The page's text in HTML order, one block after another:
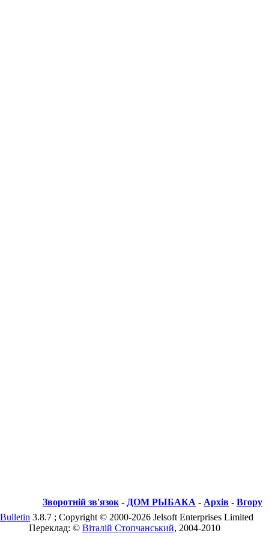
Зворотній зв'язок - ДОМ РЫБАКА - Архів - Вгору
3.8.7 ; Copyright © 2000-2026 Jelsoft Enterprises Limited
Переклад: © Віталій Стопчанський, 2004-2010